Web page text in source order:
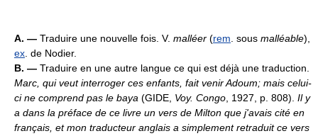
A. — Traduire une nouvelle fois. V. malléer (rem . sous malléable),
ex . de Nodier.
B. — Traduire en une autre langue ce qui est déjà une traduction.
Marc, qui veut interroger ces enfants, fait venir Adoum; mais celui-
ci ne comprend pas le baya (GIDE, Voy. Congo , 1927, p. 808). Il y
a dans la préface de ce livre un vers de Milton que j'avais cité en
français, et mon traducteur anglais a simplement retraduit ce vers